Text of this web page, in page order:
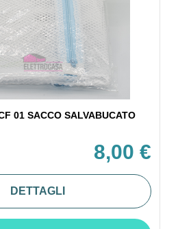
01 SACCO SALVABUCATO
8,00 €
DETTAGLI